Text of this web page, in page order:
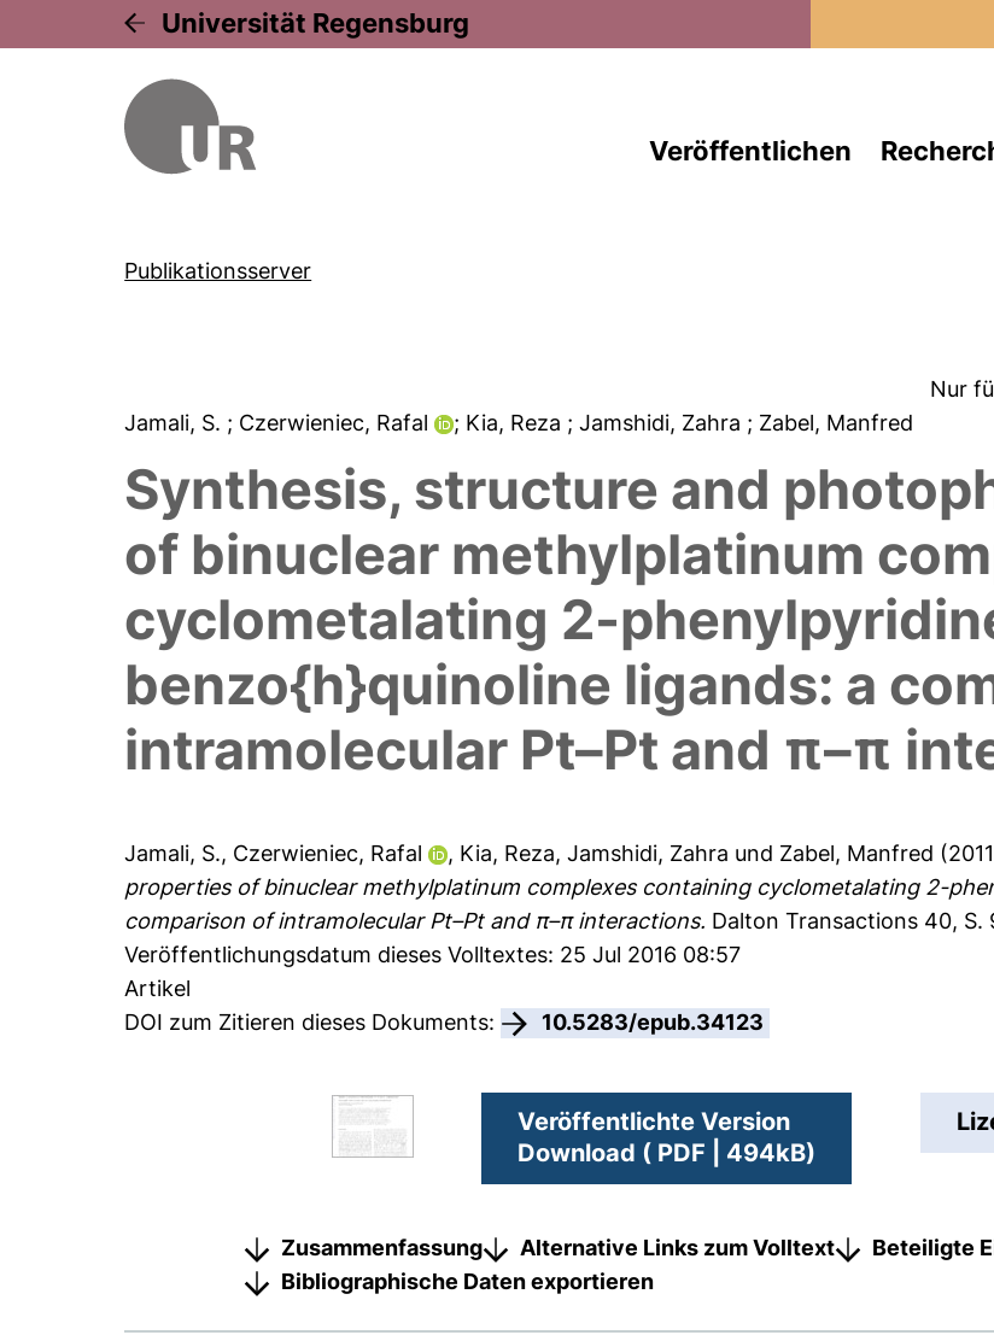
Universität Regensburg
Veröffentlichen
Publikationsserver
Nur
Jamali, S. ; Czerwieniec, Rafal ; Kia, Reza ; Jamshidi, Zahra ; Zabel, Manfred
Synthesis, structure and
of binuclear methylplatinum
cyclometalating 2-
benzo{h}quinoline ligands: a
intramolecular Pt–Pt and π–π
Jamali, S., Czerwieniec, Rafal , Kia, Reza,Jamshidi, Zahra und Zabel, Manfred
properties of binuclear methylplatinum complexes containing cyclometalating 2-
comparison of intramolecular Pt–Pt and π–π interactions. Dalton Transactions 40, S.
Veröffentlichungsdatum dieses Volltextes: 25 Jul 2016 08:57
Artikel
DOI zum Zitieren dieses Dokuments:
10.5283/epub.34123
Veröffentlichte Version
Download ( PDF | 494kB)
Zusammenfassung Alternative Links zum Volltext Beteiligte
Bibliographische Daten exportieren